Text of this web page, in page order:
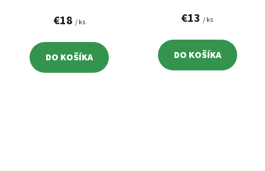
€18 / ks
DO KOŠÍKA
€13 / ks
DO KOŠÍKA